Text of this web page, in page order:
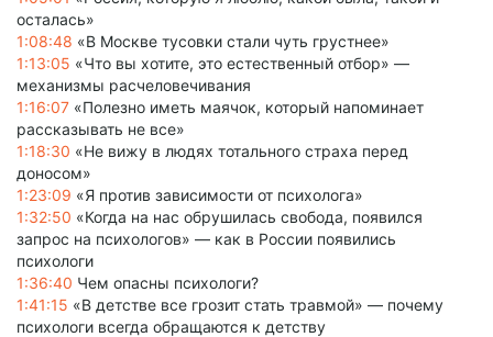
осталась»
1:08:48 «В Москве тусовки стали чуть грустнее»
1:13:05 «Что вы хотите, это естественный отбор» —
механизмы расчеловечивания
1:16:07 «Полезно иметь маячок, который напоминает
рассказывать не все»
1:18:30 «Не вижу в людях тотального страха перед
доносом»
1:23:09 «Я против зависимости от психолога»
1:32:50 «Когда на нас обрушилась свобода, появился
запрос на психологов» — как в России появились
психологи
1:36:40 Чем опасны психологи?
1:41:15 «В детстве все грозит стать травмой» — почему
психологи всегда обращаются к детству